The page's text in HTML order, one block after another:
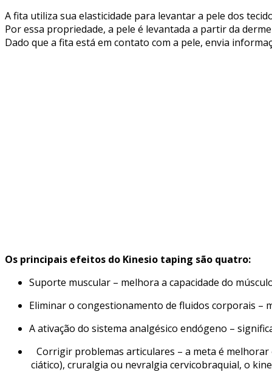
A fita utiliza sua elasticidade para levantar a pele dos
Por essa propriedade, a pele é levantada a partir da
Dado que a fita está em contato com a pele, envia
Os principais efeitos do Kinesio taping são quatro:
Suporte muscular – melhora a capacidade do
Eliminar o congestionamento de fluidos corporais –
A ativação do sistema analgésico endógeno –
Corrigir problemas articulares – a meta é
ciático), cruralgia ou nevralgia cervicobraquial, o